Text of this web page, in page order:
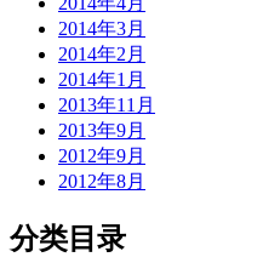
2014年3月
2014年2月
2014年1月
2013年11月
2013年9月
2012年9月
2012年8月
分类目录